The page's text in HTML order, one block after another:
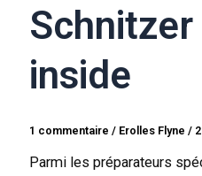
inside
1 commentaire / Erolles Flyne/
Parmi les préparateurs